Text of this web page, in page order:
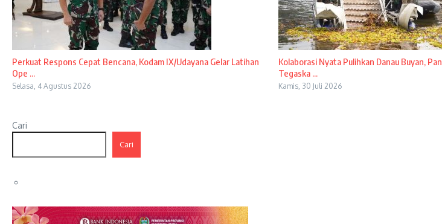
Perkuat Respons Cepat Bencana, Kodam IX/Udayana Gelar Latihan
Ope ...
Selasa, 4 Agustus 2026
Kolaborasi Nyata Pulihkan Danau Buyan,
Tegaska ...
Kamis, 30 Juli 2026
Cari
Cari